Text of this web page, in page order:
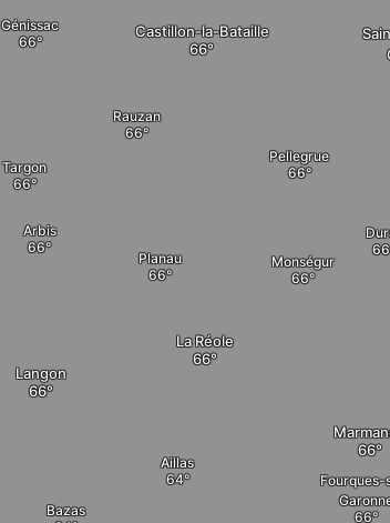
Rauzan
Planau
Arbis
Targon
Monségur
Pellegrue
Génissac Castillon-la-Bataille
Bazas
Aillas
La Réole
Langon
Fourques-